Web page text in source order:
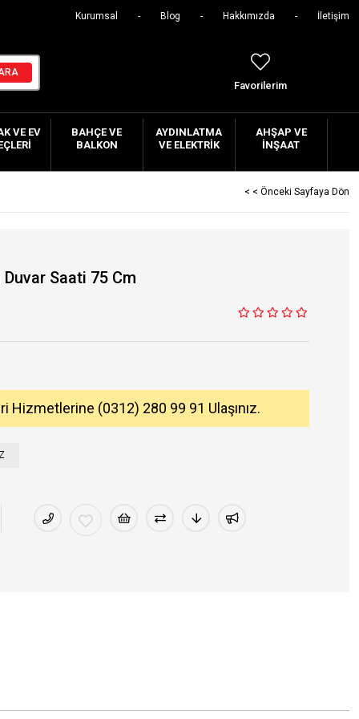
Kurumsal Blog Hakkımızda İletişim
Favorilerim
VE EV
BAHÇE VE
BALKON
AYDINLATMA
VE ELEKTRIK
AHŞAP VE
İNŞAAT
< < Önceki Sayfaya Dön
Saati 75 Cm
Hizmetlerine (0312) 280 99 91 Ulaşınız.